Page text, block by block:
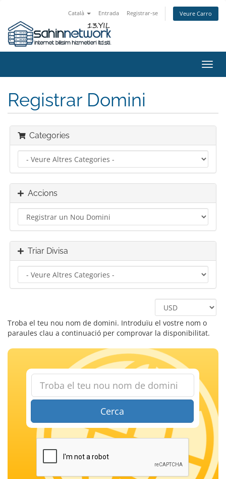
Català Entrada Registrar-se Veure Carro
la
Registrar Domini
Categories
Accions
Triar Divisa
Troba el teu nou nom de domini. Introduïu el vostre nom o
paraules clau a continuació per comprovar la disponibilitat.
Cerca